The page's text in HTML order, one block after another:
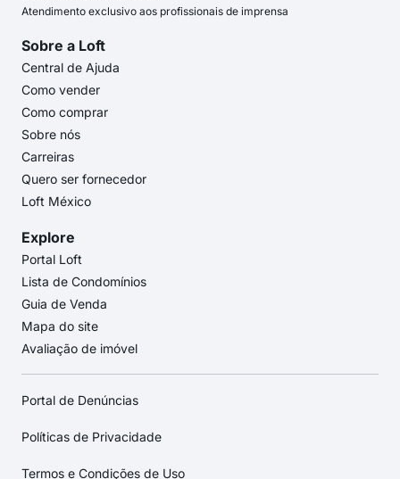
Atendimento exclusivo aos profissionais de imprensa
Sobre a Loft
Central de Ajuda
Como vender
Como comprar
Sobre nós
Carreiras
Quero ser fornecedor
Loft México
Explore
Portal Loft
Lista de Condomínios
Guia de Venda
Mapa do site
Avaliação de imóvel
Portal de Denúncias
Políticas de Privacidade
Termos e Condições de Uso